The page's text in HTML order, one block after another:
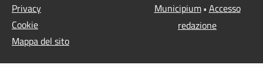
Privacy
Cookie
Mappa del sito
Municipium• Accesso
redazione